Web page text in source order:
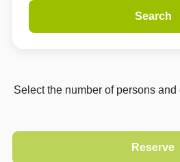
Search
Select the number of persons